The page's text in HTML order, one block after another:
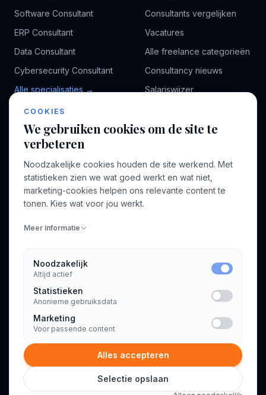
Software Consultant
ERP Consultant
Data Consultant
Cybersecurity Consultant
Alle specialisaties →
Consultants vergelijken
Vacatures
Alle freelance categorieën
Consultancy nieuws
Salariswijzer
BEDRIJF
Over ons
Voor opdrachtgevers
Profiel aanmaken
INFORMATIE
Algemene voorwaarden
Privacyverklaring
© 2026 Consultant.nl. Alle rechten voorbehouden.
COOKIES
We gebruiken cookies om de site te
verbeteren
Noodzakelijke cookies houden de site werkend. Met
statistieken zien we wat goed werkt en wat niet,
marketing-cookies helpen ons relevante content te
tonen. Kies wat voor jou werkt.
Meer informatie
Noodzakelijk
Altijd actief
Statistieken
Anonieme gebruiksdata
Marketing
Voor passende content
Alles accepteren
Selectie opslaan